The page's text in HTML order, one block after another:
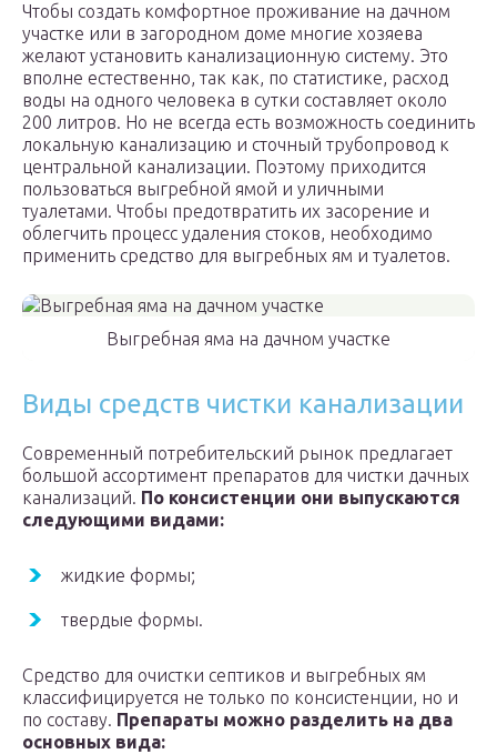
Чтобы создать комфортное проживание на дачном
участке или в загородном доме многие хозяева
желают установить канализационную систему. Это
вполне естественно, так как, по статистике, расход
воды на одного человека в сутки составляет около
200 литров. Но не всегда есть возможность соединить
локальную канализацию и сточный трубопровод к
центральной канализации. Поэтому приходится
пользоваться выгребной ямой и уличными
туалетами. Чтобы предотвратить их засорение и
облегчить процесс удаления стоков, необходимо
применить средство для выгребных ям и туалетов.
Выгребная яма на дачном участке
Виды средств чистки канализации
Современный потребительский рынок предлагает
большой ассортимент препаратов для чистки дачных
канализаций. По консистенции они выпускаются
следующими видами:
жидкие формы;
твердые формы.
Средство для очистки септиков и выгребных ям
классифицируется не только по консистенции, но и
по составу. Препараты можно разделить на два
основных вида: